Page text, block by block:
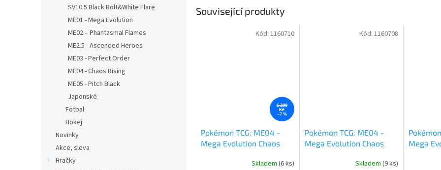
SV10.5 Black Bolt&White Flare
ME01 - Mega Evolution
ME02 – Phantasmal Flames
ME2.5 - Ascended Heroes
ME03 - Perfect Order
ME04 - Chaos Rising
ME05 - Pitch Black
Japonské
Fotbal
Hokej
Novinky
Akce, sleva
Hračky
Související produkty
5 299
Kč
–7 %
Pokémon TCG: ME04 -
Mega Evolution Chaos
Skladem (6 ks)
Kód: 1160710
Pokémon TCG: ME04 -
Mega Evolution Chaos
Skladem (9 ks)
Kód: 1160708
Mega